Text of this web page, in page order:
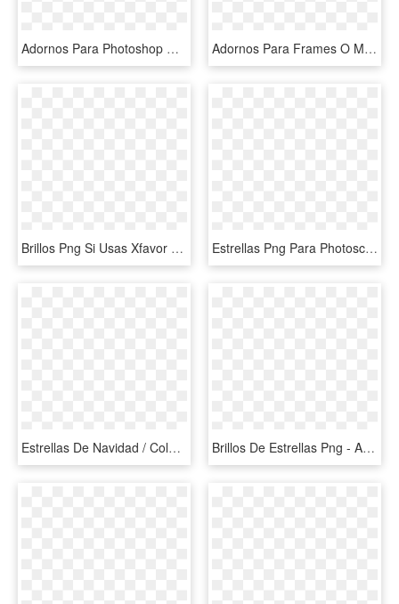
Adornos Para Photoshop Destellos, Colgantes, Estrellas - Star, HD Png Download Adornos Para Frames O Marcos Fotospng Transparente - Adornos De Amor Fondo Transparente, Png Download
Brillos Png Si Usas Xfavor Da Creditos Baby Love Pics - Efectos Brillos Png Para Photoshop, Transparent Png Estrellas Png Para Photoscape , Png Download - Atube Catcher, Transparent Png
Estrellas De Navidad / Colgantes - Estrellas De Navidad Gif, HD Png Download Brillos De Estrellas Png - Adobe Photoshop, Transparent Png